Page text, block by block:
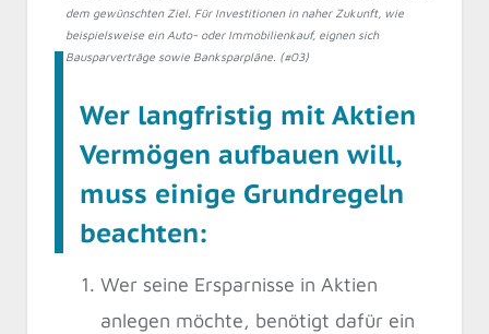
dem gewünschten Ziel. Für Investitionen in naher Zukunft, wie
beispielsweise ein Auto- oder Immobilienkauf, eignen sich
Bausparverträge sowie Banksparpläne. (#03)
Wer langfristig mit Aktien
Vermögen aufbauen will,
muss einige Grundregeln
beachten:
Wer seine Ersparnisse in Aktien
anlegen möchte, benötigt dafür ein